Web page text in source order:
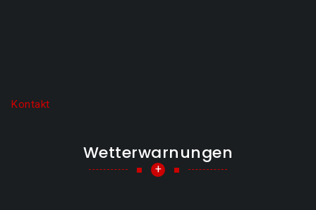
Kontakt
Wetterwarnungen
+